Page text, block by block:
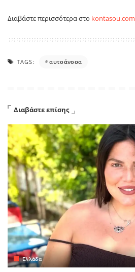
Διαβάστε περισσότερα στο kontasou.com
TAGS: αυτοάνοσα
Διαβάστε επίσης
Ελλάδα